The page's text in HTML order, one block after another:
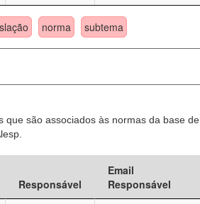
norma subtema
que são associados às normas da base de
Responsável
Email
Responsável